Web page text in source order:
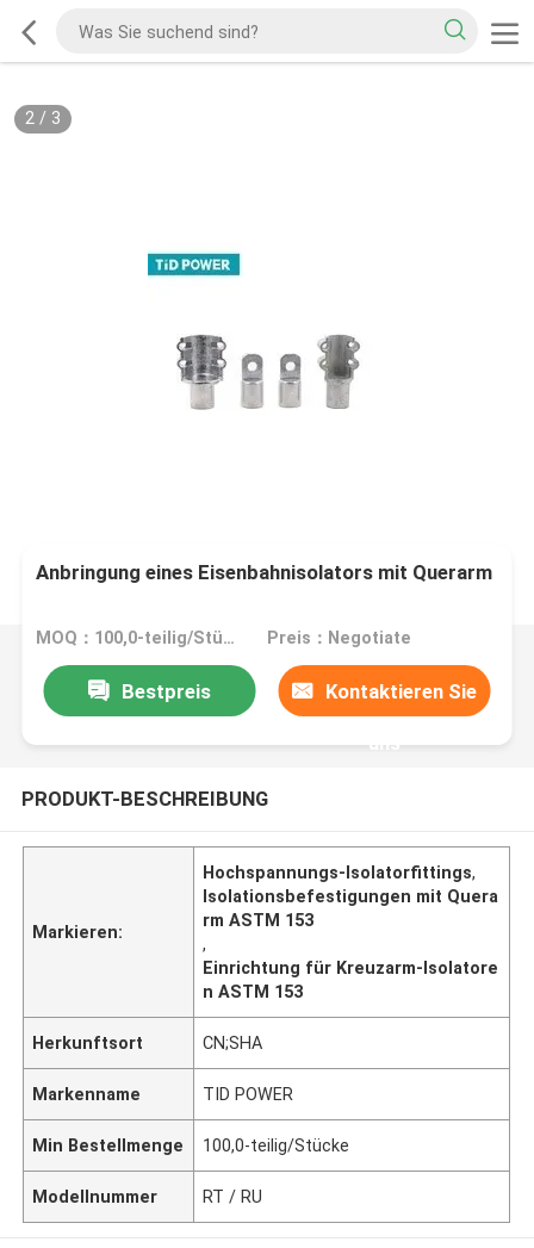
2/ 3
Anbringung eines Eisenbahnisolators mit Querarm
MOQ：100,0-teilig/Stücke Preis：Negotiate
Bestpreis Kontaktieren Sie
uns
PRODUKT-BESCHREIBUNG
Markieren:
Hochspannungs-Isolatorfittings,
Isolationsbefestigungen mit Quera
rm ASTM 153
,
Einrichtung für Kreuzarm-Isolatore
n ASTM 153
Herkunftsort CN;SHA
Markenname TID POWER
Min Bestellmenge 100,0-teilig/Stücke
Modellnummer RT / RU